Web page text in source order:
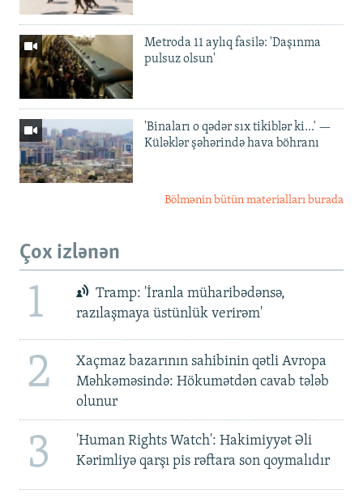
Metroda 11 aylıq fasilə: 'Daşınma
pulsuz olsun'
'Binaları o qədər sıx tikiblər ki...' —
Küləklər şəhərində hava böhranı
Bölmənin bütün materialları burada
Çox izlənən
1
Tramp: 'İranla müharibədənsə,
razılaşmaya üstünlük verirəm'
2
Xaçmaz bazarının sahibinin qətli Avropa
Məhkəməsində: Hökumətdən cavab tələb
olunur
3
'Human Rights Watch': Hakimiyyət Əli
Kərimliyə qarşı pis rəftara son qoymalıdır